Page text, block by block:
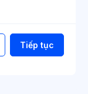
Tiếp tục